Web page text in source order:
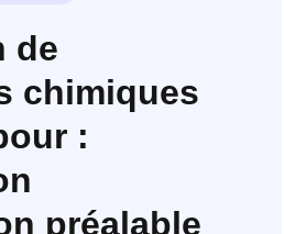
de
chimiques
:
préalable